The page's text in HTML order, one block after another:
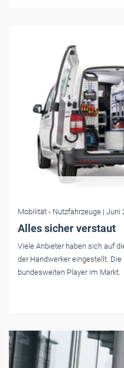
Mobilität - Nutzfahrzeuge | Juni
Alles sicher verstaut
Viele Anbieter haben sich auf
der Handwerker eingestellt.
bundesweiten Player im Markt.